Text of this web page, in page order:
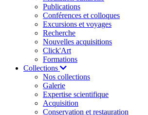
Publications
Conférences et colloques
Excursions et voyages
Recherche
Nouvelles acquisitions
Click'Art
Formations
Collections
Nos collections
Galerie
Expertise scientifique
Acquisition
Conservation et restauration